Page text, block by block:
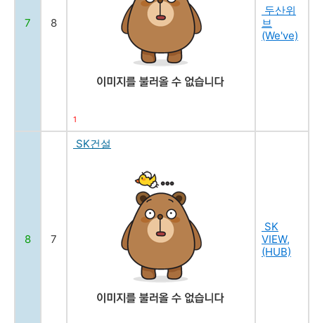
7 8
1
두산위
브
(We've)
8 7
SK건설
SK
VIEW,
(HUB)